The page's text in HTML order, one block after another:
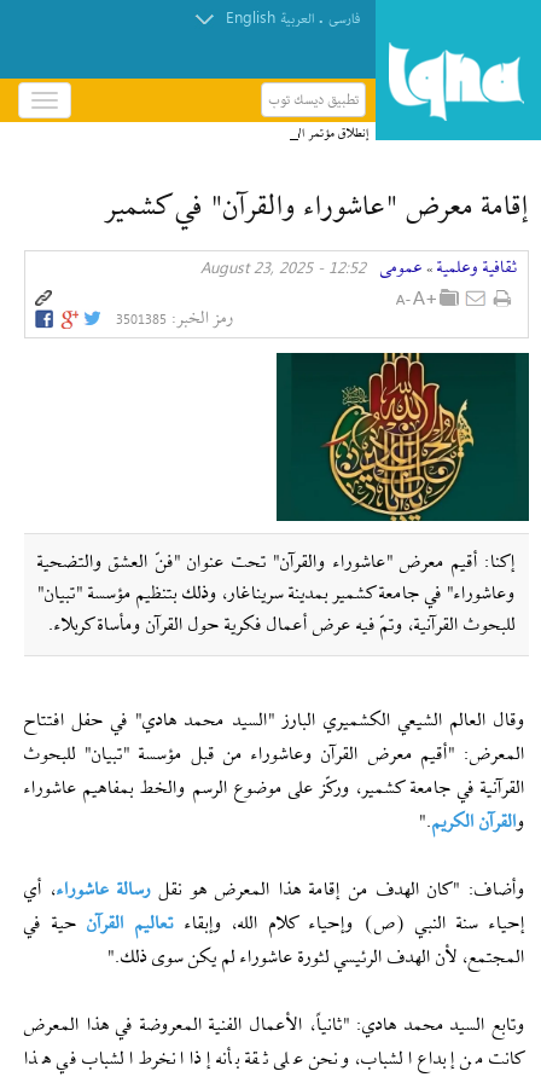
فارسی . العربیة English
تطبيق ديسك توب
باز
و
إنطلاق مؤتمر الإمام الحسين(ع) الدولي الخامس في
إقامة معرض "عاشوراء والقرآن" في كشمير
ثقافیة وعلمیة » عمومی 12:52 - August 23, 2025
رمز الخبر: 3501385
إکنا: أقيم معرض "عاشوراء والقرآن" تحت عنوان "فنّ العشق والتضحية
وعاشوراء" في جامعة كشمير بمدينة سريناغار، وذلك بتنظيم مؤسسة "تبيان"
للبحوث القرآنية، وتمّ فیه عرض أعمال فكرية حول القرآن ومأساة كربلاء.
وقال العالم الشيعي الكشميري البارز "السيد محمد هادي" في حفل افتتاح
المعرض: "أقيم معرض القرآن وعاشوراء من قبل مؤسسة "تبيان" للبحوث
القرآنية في جامعة كشمير، وركّز على موضوع الرسم والخط بمفاهيم عاشوراء
والقرآن الکریم."
وأضاف: "كان الهدف من إقامة هذا المعرض هو نقل رسالة عاشوراء، أي
إحياء سنة النبي (ص) وإحياء كلام الله، وإبقاءتعاليم القرآن حية في
المجتمع، لأن الهدف الرئيسي لثورة عاشوراء لم يكن سوى ذلك."
وتابع السيد محمد هادي: "ثانياً، الأعمال الفنية المعروضة في هذا المعرض
كانت من إبداع الشباب، ونحن على ثقة بأنه إذا انخرط الشباب في هذا